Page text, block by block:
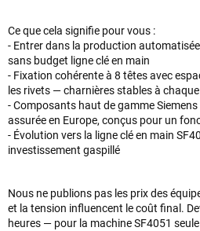
Ce que cela signifie pour vous :
- Entrer dans la production
sans budget ligne clé en main
- Fixation cohérente à 8 têtes avec
les rivets — charnières stables à
- Composants haut de gamme
assurée en Europe, conçus pour un
- Évolution vers la ligne clé en main
investissement gaspillé
Nous ne publions pas les prix des
et la tension influencent le coût final.
heures — pour la machine SF4051